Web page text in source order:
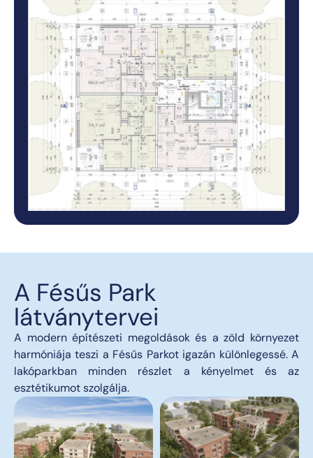
A Fésűs Park
látványtervei
A modern építészeti megoldások és a zöld környezet
harmóniája teszi a Fésűs Parkot igazán különlegessé. A
lakóparkban minden részlet a kényelmet és az
esztétikumot szolgálja.